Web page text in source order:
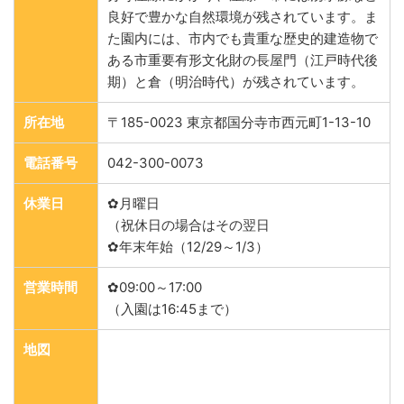
良好で豊かな自然環境が残されています。ま
た園内には、市内でも貴重な歴史的建造物で
ある市重要有形文化財の長屋門（江戸時代後
期）と倉（明治時代）が残されています。
所在地 〒185-0023 東京都国分寺市西元町1-13-10
電話番号 042-300-0073
休業日
✿月曜日
（祝休日の場合はその翌日
✿年末年始（12/29～1/3）
営業時間
✿09:00～17:00
（入園は16:45まで）
地図